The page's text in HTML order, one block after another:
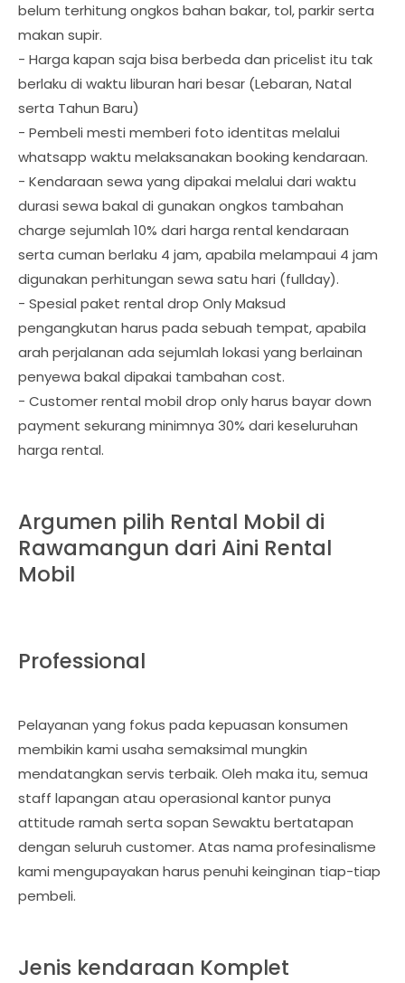
belum terhitung ongkos bahan bakar, tol, parkir serta
makan supir.
- Harga kapan saja bisa berbeda dan pricelist itu tak
berlaku di waktu liburan hari besar (Lebaran, Natal
serta Tahun Baru)
- Pembeli mesti memberi foto identitas melalui
whatsapp waktu melaksanakan booking kendaraan.
- Kendaraan sewa yang dipakai melalui dari waktu
durasi sewa bakal di gunakan ongkos tambahan
charge sejumlah 10% dari harga rental kendaraan
serta cuman berlaku 4 jam, apabila melampaui 4 jam
digunakan perhitungan sewa satu hari (fullday).
- Spesial paket rental drop Only Maksud
pengangkutan harus pada sebuah tempat, apabila
arah perjalanan ada sejumlah lokasi yang berlainan
penyewa bakal dipakai tambahan cost.
- Customer rental mobil drop only harus bayar down
payment sekurang minimnya 30% dari keseluruhan
harga rental.
Argumen pilih Rental Mobil di
Rawamangun dari Aini Rental
Mobil
Professional
Pelayanan yang fokus pada kepuasan konsumen
membikin kami usaha semaksimal mungkin
mendatangkan servis terbaik. Oleh maka itu, semua
staff lapangan atau operasional kantor punya
attitude ramah serta sopan Sewaktu bertatapan
dengan seluruh customer. Atas nama profesinalisme
kami mengupayakan harus penuhi keinginan tiap-tiap
pembeli.
Jenis kendaraan Komplet